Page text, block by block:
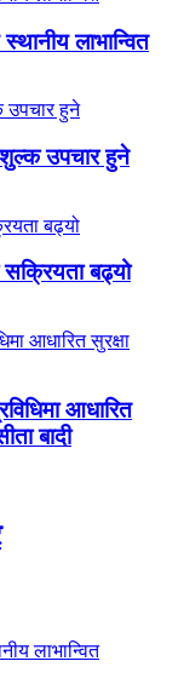
लाभान्वित
उपचार हुने
बढ्यो
आधारित
बादी